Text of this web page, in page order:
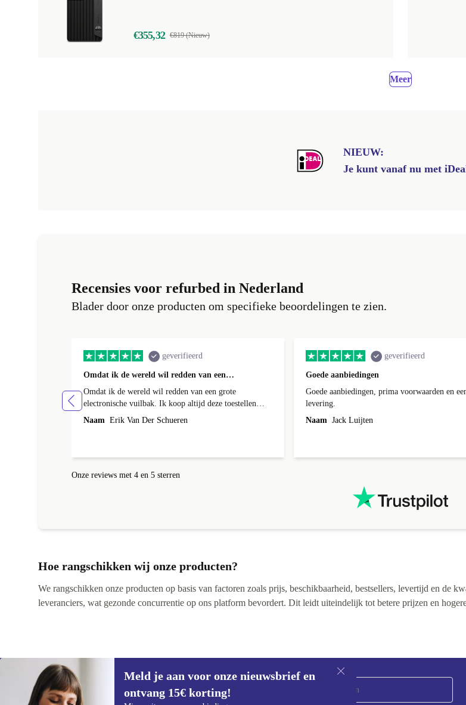
€355,32 €819 (Nieuw)
Meer
NIEUW:
Je kunt vanaf nu met
Recensies voor refurbed in Nederland
Blader door onze producten om specifieke beoordelingen te zien.
geverifieerd
Omdat ik de wereld wil redden van een…
Omdat ik de wereld wil redden van een grote
electronische vuilbak. Ik koop altijd deze toestellen
omdat het 1 geld bespaard en de producten heel goed
Naam Erik Van Der Schueren
geverifieerd
Goede aanbiedingen
Goede aanbiedingen, prima voorwaarden en
levering.
Naam Jack Luijten
Onze reviews met 4 en 5 sterren
Hoe rangschikken wij onze producten?
We rangschikken onze producten op basis van factoren zoals prijs, beschikbaarheid, bestsellers, levertijd en de
leveranciers, wat gezonde concurrentie op ons platform bevordert. Dit leidt uiteindelijk tot betere prijzen en
Meld je aan voor onze nieuwsbrief en
ontvang 15€ korting!
Meld je aan voor onze nieuwsbrief en